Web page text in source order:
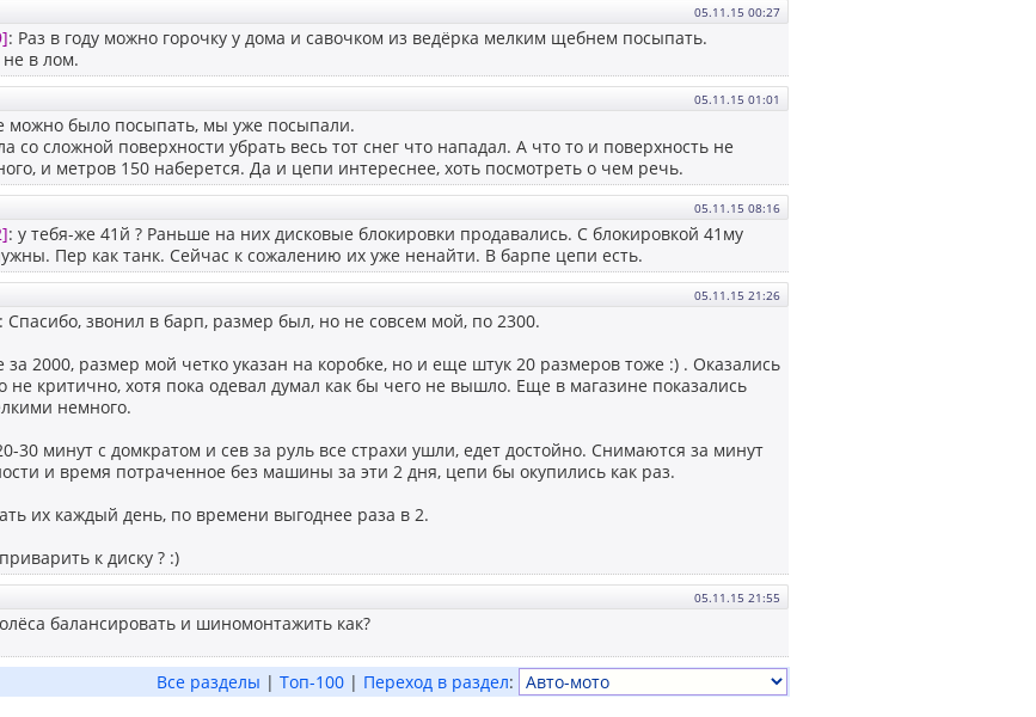
05.11.15 00:27
: Раз в году можно горочку у дома и савочком из ведёрка мелким щебнем посыпать.
в лом.
05.11.15 01:01
можно было посыпать, мы уже посыпали.
со сложной поверхности убрать весь тот снег что нападал. А что то и поверхность не
и метров 150 наберется. Да и цепи интереснее, хоть посмотреть о чем речь.
05.11.15 08:16
: у тебя-же 41й ? Раньше на них дисковые блокировки продавались. С блокировкой 41му
Пер как танк. Сейчас к сожалению их уже ненайти. В барпе цепи есть.
05.11.15 21:26
: Спасибо, звонил в барп, размер был, но не совсем мой, по 2300.
2000, размер мой четко указан на коробке, но и еще штук 20 размеров тоже :) . Оказались
не критично, хотя пока одевал думал как бы чего не вышло. Еще в магазине показались
немного.
30 минут с домкратом и сев за руль все страхи ушли, едет достойно. Снимаются за минут
и время потраченное без машины за эти 2 дня, цепи бы окупились как раз.
их каждый день, по времени выгоднее раза в 2.
к диску ? :)
05.11.15 21:55
балансировать и шиномонтажить как?
Все разделы | Топ-100 | Переход в раздел: